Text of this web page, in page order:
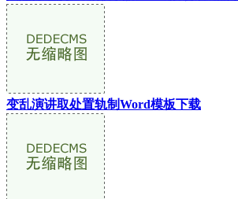
变乱演讲取处置轨制Word模板下载